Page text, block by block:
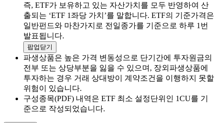
즉, ETF가 보유하고 있는 자산가치를 모두 반영하여 산
출되는 ‘ETF 1좌당 가치’를 말합니다. ETF의 기준가격은
일반펀드와 마찬가지로 전일종가를 기준으로 하루 1번
발표됩니다.
팝업닫기
파생상품은 높은 가격 변동성으로 단기간에 투자원금의
전부 또는 상당부분을 잃을 수 있으며, 장외파생상품에
투자하는 경우 거래 상대방이 계약조건을 이행하지 못할
위험이 있습니다.
구성종목(PDF) 내역은 ETF 최소 설정단위인 1CU를 기
준으로 작성되었습니다.